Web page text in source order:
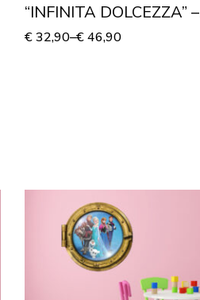
“INFINITA DOLCEZZA” –
Adesivo murale
€32,90–€46,90